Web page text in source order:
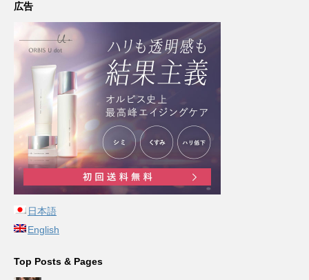
広告
日本語
English
Top Posts & Pages